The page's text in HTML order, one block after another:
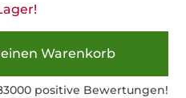
Warenkorb
positive Bewertungen!